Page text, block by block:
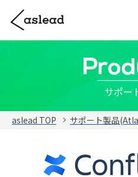
サポー
aslead TOP サポート製品